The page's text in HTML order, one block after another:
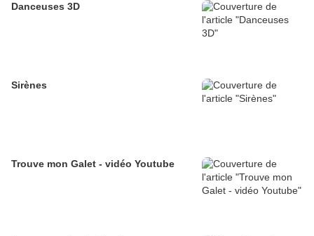
Danceuses 3D
Sirènes
Trouve mon Galet - vidéo Youtube